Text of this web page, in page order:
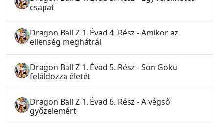
csapat
Dragon Ball Z 1. Évad 4. Rész - Amikor az
ellenség meghátrál
Dragon Ball Z 1. Évad 5. Rész - Son Goku
feláldozza életét
Dragon Ball Z 1. Évad 6. Rész - A végső
győzelemért